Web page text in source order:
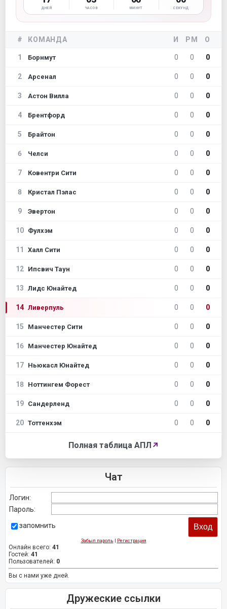
ДНЕЙ ЧАСОВ МИНУТ СЕКУНД
# КОМАНДА И РМ О
1 Борнмут 0 0 0
2 Арсенал 0 0 0
3 Астон Вилла 0 0 0
4 Брентфорд 0 0 0
5 Брайтон 0 0 0
6 Челси 0 0 0
7 Ковентри Сити 0 0 0
8 Кристал Пэлас 0 0 0
9 Эвертон 0 0 0
10 Фулхэм 0 0 0
11 Халл Сити 0 0 0
12 Ипсвич Таун 0 0 0
13 Лидс Юнайтед 0 0 0
14 Ливерпуль 0 0 0
15 Манчестер Сити 0 0 0
16 Манчестер Юнайтед 0 0 0
17 Ньюкасл Юнайтед 0 0 0
18 Ноттингем Форест 0 0 0
19 Сандерленд 0 0 0
20 Тоттенхэм 0 0 0
Полная таблица АПЛ ↗
Чат
Логин:
Пароль:
запомнить
Забыл пароль | Регистрация
Онлайн всего: 41
Гостей: 41
Пользователей: 0
Вы с нами уже дней.
Дружеские ссылки